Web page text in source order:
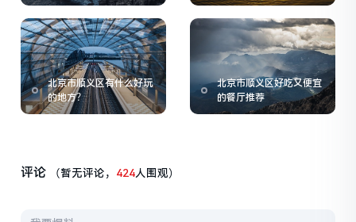
北京市顺义区有什么好玩
的地方？
北京市顺义区好吃又便宜
的餐厅推荐
评论 （暂无评论， 424人围观）